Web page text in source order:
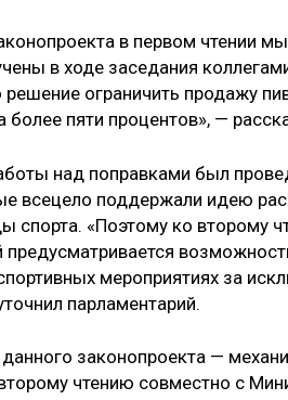
в первом чтении
в ходе заседания
ограничить продажу
более пяти процентов», —
над поправками был
всецело поддержали идею
спорта. «Поэтому ко второму
мероприятиях за
парламентарий.
законопроекта —
чтению совместно с